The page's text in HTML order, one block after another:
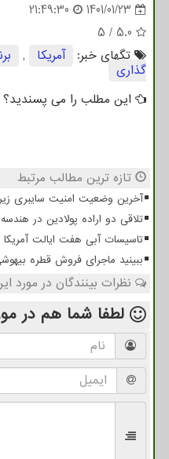
1401/01/23
21:49:30
5.0
/
5
تگهای خبر:
آمریكا ,
گذاری
این مطلب را می پسندید؟
تازه ترین مطالب مرتبط
آخرین وضعیت امنیت سایبری
تلاقی دو اراده پولادین در
تاسیسات آبی هفت ایالت
ببینید ماجرای فروش قطره
نظرات بینندگان در مورد
لطفا شما هم در